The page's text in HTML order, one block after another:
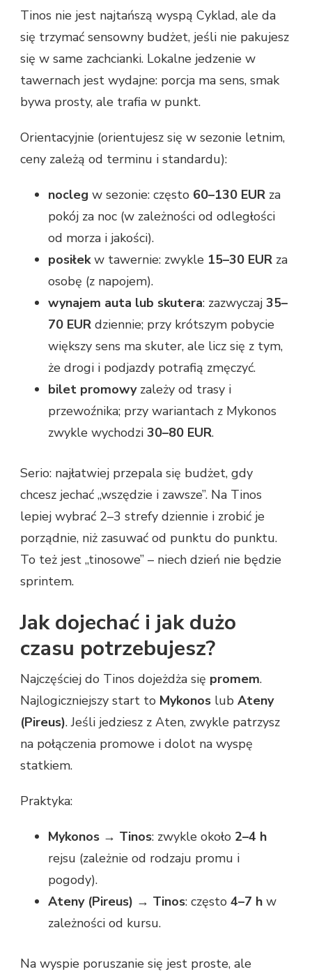
Tinos nie jest najtańszą wyspą Cyklad, ale da
się trzymać sensowny budżet, jeśli nie pakujesz
się w same zachcianki. Lokalne jedzenie w
tawernach jest wydajne: porcja ma sens, smak
bywa prosty, ale trafia w punkt.
Orientacyjnie (orientujesz się w sezonie letnim,
ceny zależą od terminu i standardu):
nocleg w sezonie: często 60–130 EUR za
pokój za noc (w zależności od odległości
od morza i jakości).
posiłekw tawernie: zwykle 15–30 EUR za
osobę (z napojem).
wynajem auta lub skutera: zazwyczaj 35–
70 EUR dziennie; przy krótszym pobycie
większy sens ma skuter, ale licz się z tym,
że drogi i podjazdy potrafią zmęczyć.
bilet promowyzależy od trasy i
przewoźnika; przy wariantach z Mykonos
zwykle wychodzi 30–80 EUR.
Serio: najłatwiej przepala się budżet, gdy
chcesz jechać „wszędzie i zawsze”. Na Tinos
lepiej wybrać 2–3 strefy dziennie i zrobić je
porządnie, niż zasuwać od punktu do punktu.
To też jest „tinosowe” – niech dzień nie będzie
sprintem.
Jak dojechać i jak dużo
czasu potrzebujesz?
Najczęściej do Tinos dojeżdża się promem.
Najlogiczniejszy start to Mykonos lub Ateny
(Pireus). Jeśli jedziesz z Aten, zwykle patrzysz
na połączenia promowe i dolot na wyspę
statkiem.
Praktyka:
Mykonos → Tinos: zwykle około 2–4 h
rejsu (zależnie od rodzaju promu i
pogody).
Ateny (Pireus) → Tinos: często 4–7 h w
zależności od kursu.
Na wyspie poruszanie się jest proste, ale